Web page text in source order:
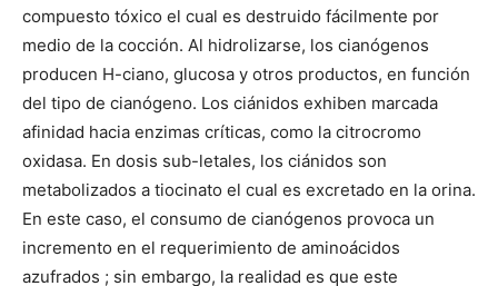
compuesto tóxico el cual es destruido fácilmente por
medio de la cocción. Al hidrolizarse, los cianógenos
producen H-ciano, glucosa y otros productos, en función
del tipo de cianógeno. Los ciánidos exhiben marcada
afinidad hacia enzimas críticas, como la citrocromo
oxidasa. En dosis sub-letales, los ciánidos son
metabolizados a tiocinato el cual es excretado en la orina.
En este caso, el consumo de cianógenos provoca un
incremento en el requerimiento de aminoácidos
azufrados ; sin embargo, la realidad es que este